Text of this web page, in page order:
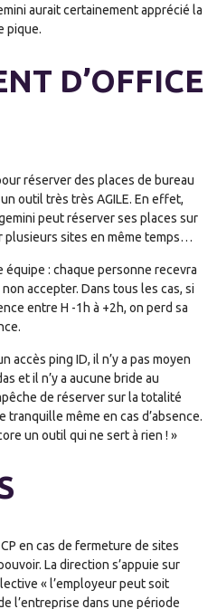
aurait certainement apprécié la
pique.
D’OFFICE
réserver des places de bureau
outil très très AGILE. En effet,
peut réserver ses places sur
plusieurs sites en même temps…
équipe : chaque personne recevra
accepter. Dans tous les cas, si
entre H -1h à +2h, on perd sa
accès ping ID, il n’y a pas moyen
et il n’y a aucune bride au
de réserver sur la totalité
même en cas d’absence.
un outil qui ne sert à rien ! »
en cas de fermeture de sites
La direction s’appuie sur
« l’employeur peut soit
l’entreprise dans une période